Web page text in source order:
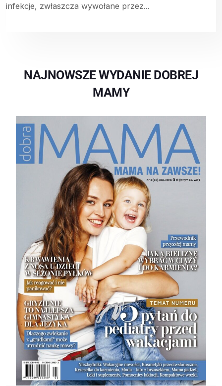
infekcje, zwłaszcza wywołane przez...
NAJNOWSZE WYDANIE DOBREJ
MAMY